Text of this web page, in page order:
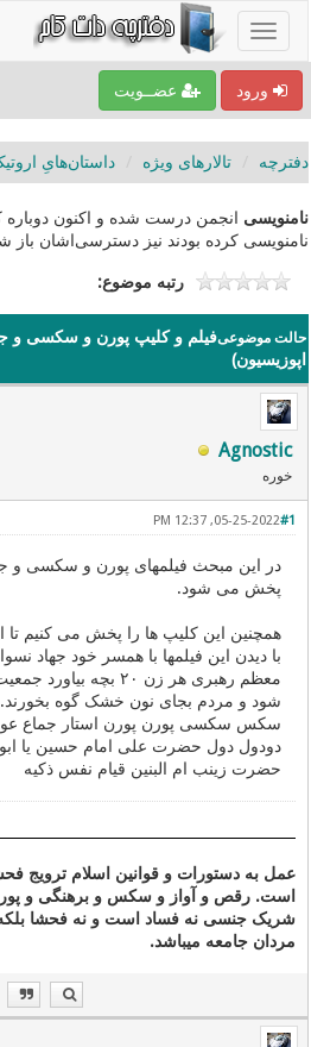
ورود عضــویت
دفترچه تالارهای ویژه داستا‌ن‌هایِ
نامنویسی انجمن درست شده و اکنون دوباره
نامنویسی کرده بودند نیز دسترسی‌اشان
رتبه موضوع:
حالت موضوعیفیلم و کلیپ پورن و سکسی و
اپوزیسیون)
Agnostic
خوره
#1
05-25-2022, 12:37 PM
در این مبحث فیلمهای پورن و سکسی و
پخش می شود.
همچنین این کلیپ ها را پخش می کنیم تا
با دیدن این فیلمها با همسر خود جهاد
معظم رهبری هر زن ۲۰
شود و مردم بجای نون خشک گوه بخورند.
سکس سکسی پورن پورن استار جماع
دودول دول حضرت علی امام حسین یا
حضرت زینب ام البنین قیام نفس ذکیه
عمل به دستورات و قوانین اسلام ترویج
است. رقص و آواز و سکس و برهنگی و
شریک جنسی نه فساد است و نه فحشا
مردان جامعه میباشد.